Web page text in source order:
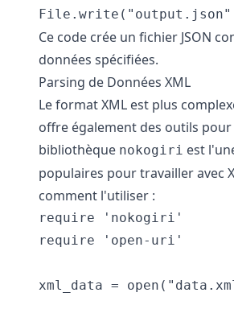
Ce code crée un fichier JSON
données spécifiées.
Parsing de Données XML
Le format XML est plus
offre également des outils pour
bibliothèque nokogiri est
populaires pour travailler avec
comment l'utiliser :
require 'nokogiri'
require 'open-uri'
xml_data =